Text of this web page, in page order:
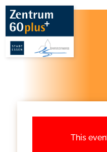
Zum
Inhalt
springen
This